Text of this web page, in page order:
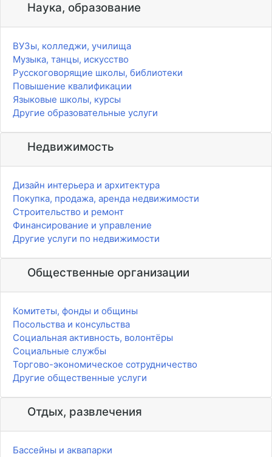
Наука, образование
ВУЗы, колледжи, училища
Музыка, танцы, искусство
Русскоговорящие школы, библиотеки
Повышение квалификации
Языковые школы, курсы
Другие образовательные услуги
Недвижимость
Дизайн интерьера и архитектура
Покупка, продажа, аренда недвижимости
Строительство и ремонт
Финансирование и управление
Другие услуги по недвижимости
Общественные организации
Комитеты, фонды и общины
Посольства и консульства
Социальная активность, волонтёры
Социальные службы
Торгово-экономическое сотрудничество
Другие общественные услуги
Отдых, развлечения
Бассейны и аквапарки